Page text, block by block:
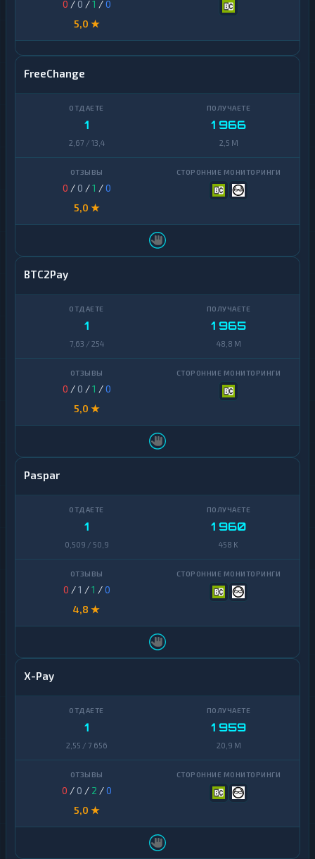
0 / 0 /1 /0
5,0 ★
FreeChange
1
2,67 / 13,4
1 966
2,5 M
0 / 0 /1 /0
5,0 ★
BTC2Pay
1
7,63 / 254
1 965
48,8 M
0 / 0 /1 /0
5,0 ★
Paspar
1
0,509 / 50,9
1 960
458 K
0 /1 /1 /0
4,8 ★
X-Pay
1
2,55 / 7 656
1 959
20,9 M
0 / 0 / 2 /0
5,0 ★